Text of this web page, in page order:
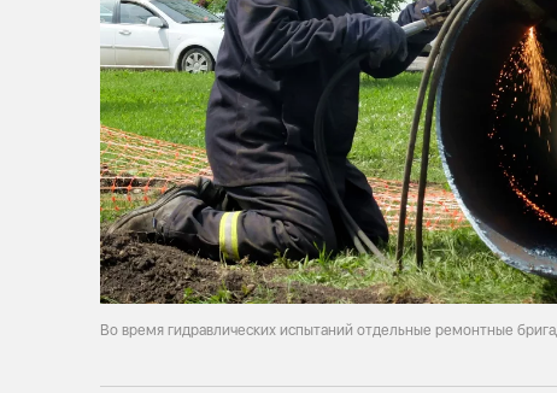
Во время гидравлических испытаний отдельные ремонтные